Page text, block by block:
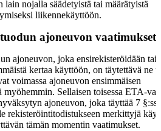
nojalla säädetyistä tai määrätyistä
liikennekäyttöön.
ajoneuvon vaatimukset
ajoneuvon, joka ensirekisteröidään tai
kertaa käyttöön, on täytettävä ne
voimassa ajoneuvon ensimmäisen
Sellaisen toisessa ETA-
ajoneuvon, joka täyttää 7
rekisteröintitodistukseen merkittyjä
tämän momentin vaatimukset.